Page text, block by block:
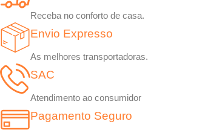
Receba no conforto de casa.
Envio Expresso
As melhores transportadoras.
SAC
Atendimento ao consumidor
Pagamento Seguro